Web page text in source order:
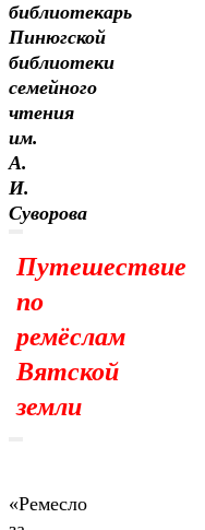
библиотекарь
Пинюгской
библиотеки
семейного
чтения
им.
А.
И.
Суворова
Путешествие
по
ремёслам
Вятской
земли
«Ремесло